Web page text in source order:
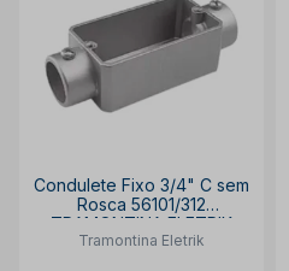
Condulete Fixo 3/4" C sem
Rosca 56101/312
TRAMONTINA ELETRIK
Tramontina Eletrik